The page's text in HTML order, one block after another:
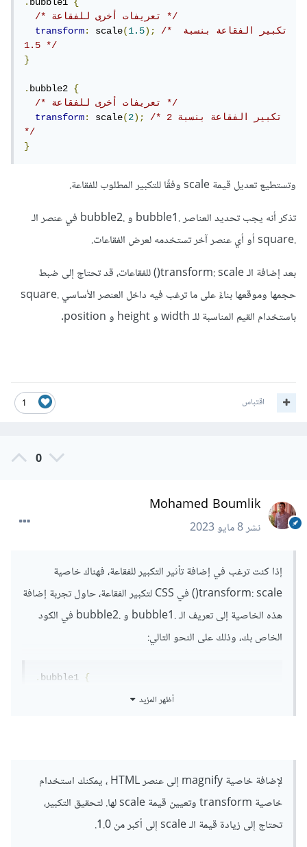
.bubble1 {
/* تعريفات أخرى للفقاعة */
transform: scale(1.5);
/* تكبير الفقاعة بنسبة
1.5 */
}
.bubble2 {
/* تعريفات أخرى للفقاعة */
transform: scale(2);
/* تكبير الفقاعة بنسبة 2
*/
}
وتستطيع تعديل قيمة scale وفقًا للتكبير المطلوب للفقاعة.
تذكر أنه يجب تحديد العناصر .bubble1 و .bubble2 في عنصر الـ
بعد إضافة الـ transform: scale() للفقاعات، قد تحتاج إلى ضبط
حجمها وموقعها بناءً على ما ترغب فيه داخل العنصر الأساسي .square
باستخدام القيم المناسبة للـ width و height و position.
1 اقتباس
0
Mohamed Boumlik
نشر8 مايو 2023
إذا كنت ترغب في إضافة تأثير التكبير للفقاعة، فهناك خاصية
transform: scale() في CSS لتكبير الفقاعة، حاول تجربة إضافة
هذه الخاصية إلى تعريف الـ .bubble1 و .bubble2 في الكود
الخاص بك، وذلك على النحو التالي:
.bubble1 {
1.5 );
/* تعريفات أخرى للفقاعة */
بنسبة 2 */
أظهر المزيد
لإضافة خاصية magnify إلى عنصر HTML ، يمكنك استخدام
خاصية transform وتعيين قيمة scale لها. لتحقيق التكبير،
تحتاج إلى زيادة قيمة الـ scale إلى أكبر من 1.0.